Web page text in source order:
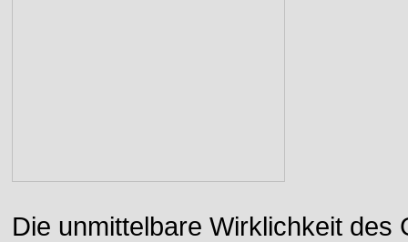
Die unmittelbare Wirklichkeit des